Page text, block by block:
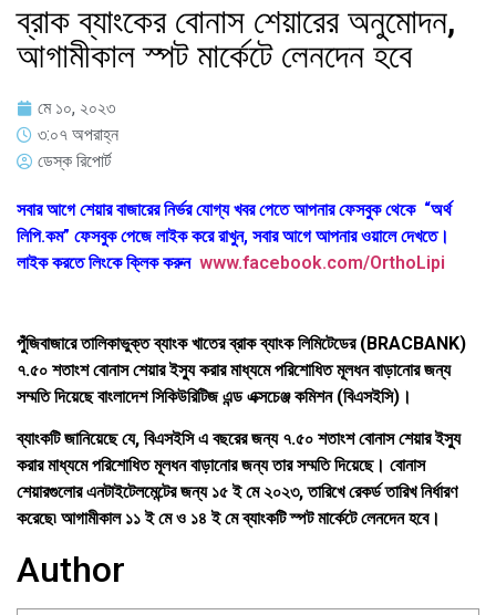
ব্রাক ব্যাংকের বোনাস শেয়ারের অনুমোদন,
আগামীকাল স্পট মার্কেটে লেনদেন হবে
মে ১০, ২০২৩
৩:০৭ অপরাহ্ন
ডেস্ক রিপোর্ট
সবার আগে শেয়ার বাজারের নির্ভর যোগ্য খবর পেতে আপনার ফেসবুক থেকে “অর্থ
লিপি.কম” ফেসবুক পেজে লাইক করে রাখুন, সবার আগে আপনার ওয়ালে দেখতে।
লাইক করতে লিংকে ক্লিক করুন www.facebook.com/OrthoLipi
পুঁজিবাজারে তালিকাভুক্ত ব্যাংক খাতের ব্রাক ব্যাংক লিমিটেডের (BRACBANK)
৭.৫০ শতাংশ বোনাস শেয়ার ইস্যু করার মাধ্যমে পরিশোধিত মূলধন বাড়ানোর জন্য
সম্মতি দিয়েছে বাংলাদেশ সিকিউরিটিজ এন্ড এক্সচেঞ্জ কমিশন (বিএসইসি)।
ব্যাংকটি জানিয়েছে যে, বিএসইসি এ বছরের জন্য ৭.৫০ শতাংশ বোনাস শেয়ার ইস্যু
করার মাধ্যমে পরিশোধিত মূলধন বাড়ানোর জন্য তার সম্মতি দিয়েছে। বোনাস
শেয়ারগুলোর এনটাইটেলমেন্টের জন্য ১৫ ই মে ২০২৩, তারিখে রেকর্ড তারিখ নির্ধারণ
করেছে৷ আগামীকাল ১১ ই মে ও ১৪ ই মে ব্যাংকটি স্পট মার্কেটে লেনদেন হবে।
Author